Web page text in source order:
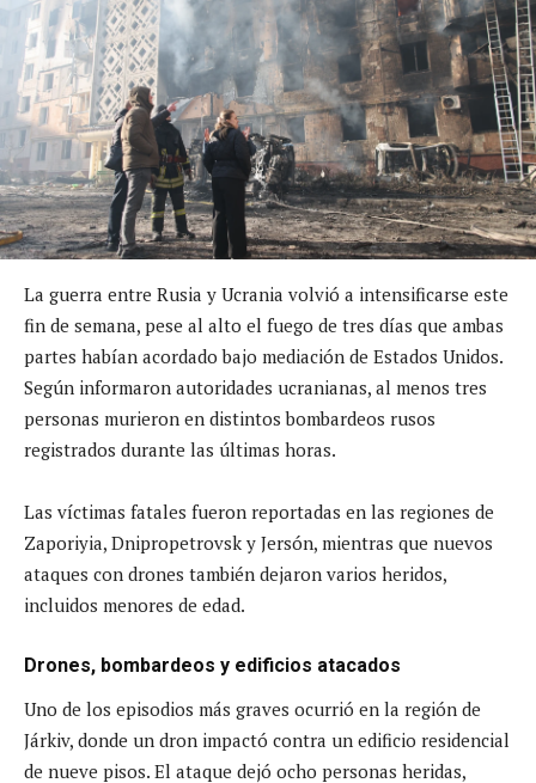
La guerra entre Rusia y Ucrania volvió a intensificarse este
fin de semana, pese al alto el fuego de tres días que ambas
partes habían acordado bajo mediación de Estados Unidos.
Según informaron autoridades ucranianas, al menos tres
personas murieron en distintos bombardeos rusos
registrados durante las últimas horas.
Las víctimas fatales fueron reportadas en las regiones de
Zaporiyia, Dnipropetrovsk y Jersón, mientras que nuevos
ataques con drones también dejaron varios heridos,
incluidos menores de edad.
Drones, bombardeos y edificios atacados
Uno de los episodios más graves ocurrió en la región de
Járkiv, donde un dron impactó contra un edificio residencial
de nueve pisos. El ataque dejó ocho personas heridas,